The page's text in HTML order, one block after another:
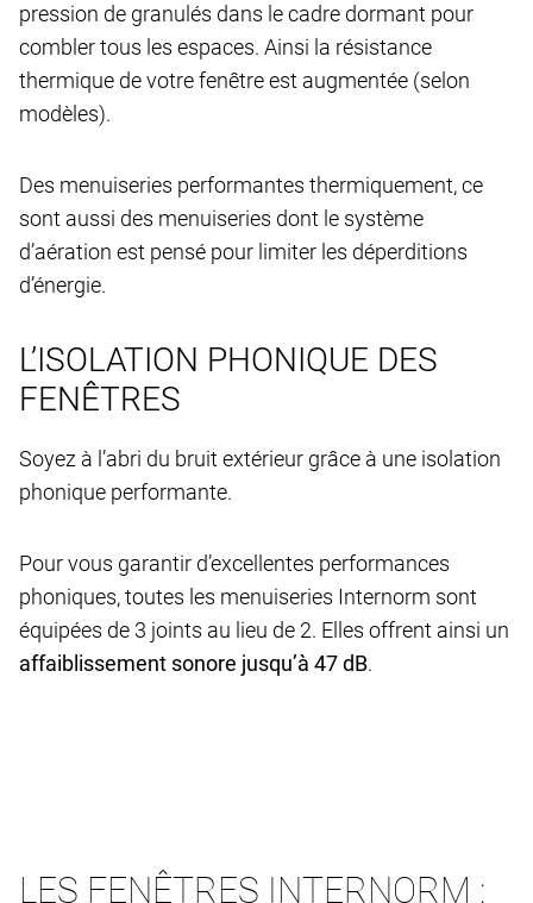
pression de granulés dans le cadre dormant pour
combler tous les espaces. Ainsi la résistance
thermique de votre fenêtre est augmentée (selon
modèles).
Des menuiseries performantes thermiquement, ce
sont aussi des menuiseries dont le système
d’aération est pensé pour limiter les déperditions
d’énergie.
L’ISOLATION PHONIQUE DES
FENÊTRES
Soyez à l’abri du bruit extérieur grâce à une isolation
phonique performante.
Pour vous garantir d’excellentes performances
phoniques, toutes les menuiseries Internorm sont
équipées de 3 joints au lieu de 2. Elles offrent ainsi un
affaiblissement sonore jusqu’à 47 dB.
LES FENÊTRES INTERNORM :